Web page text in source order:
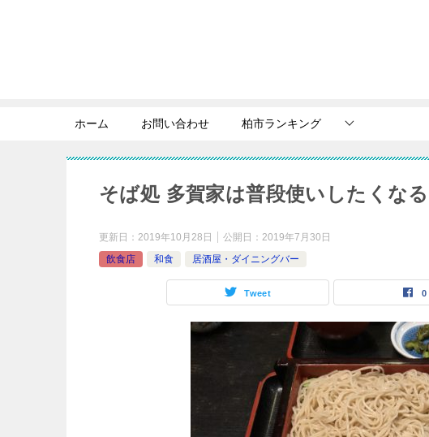
ホーム お問い合わせ 柏市ランキング
そば処 多賀家は普段使いしたくな
更新日： 2019年10月28日 公開日： 2019年7月30日
飲食店
和食 居酒屋・ダイニングバー
Tweet 0